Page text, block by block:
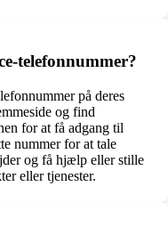
telefonnummer?
på deres
og find
for at få adgang til
nummer for at tale
og få hjælp eller stille
eller tjenester.